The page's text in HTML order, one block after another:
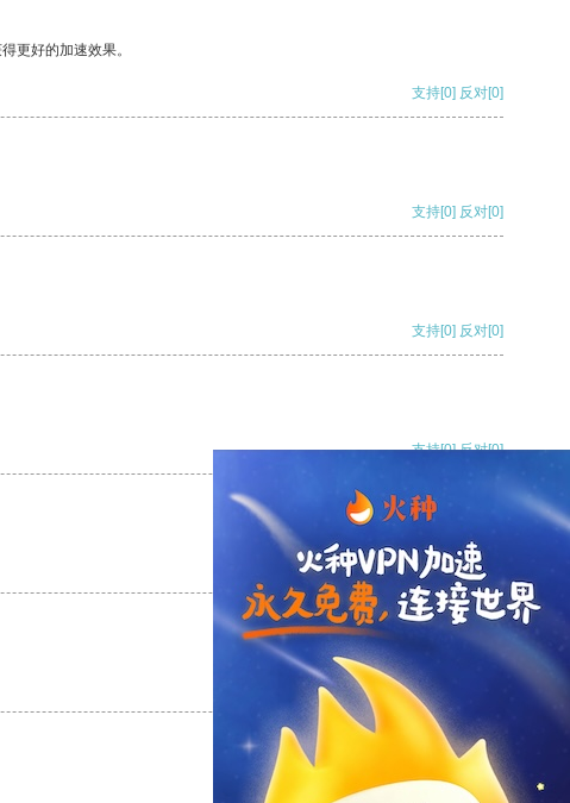
更好的加速效果。
支持[0] 反对[0]
支持[0] 反对[0]
支持[0] 反对[0]
支持[0] 反对[0]
支持[0] 反对
支持